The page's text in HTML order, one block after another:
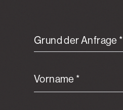
Grund der Anfrage *
Vorname *